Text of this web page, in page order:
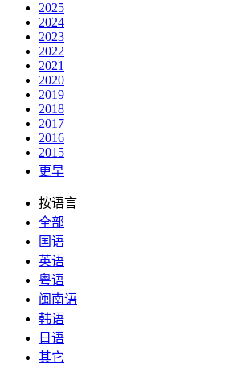
2025
2024
2023
2022
2021
2020
2019
2018
2017
2016
2015
更早
按语言
全部
国语
英语
粤语
闽南语
韩语
日语
其它